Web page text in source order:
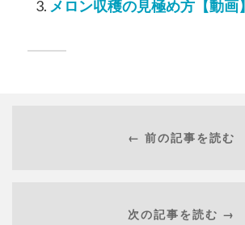
メロン収穫の見極め方【動画】
← 前の記事を読む
次の記事を読む →